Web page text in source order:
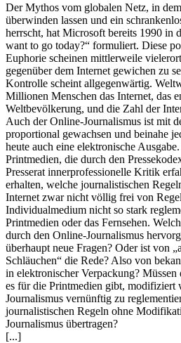
Der Mythos vom globalen Netz, in
überwinden lassen und ein
herrscht, hat Microsoft bereits 1990 in
want to go today?“ formuliert. Diese
Euphorie scheinen mittlerweile
gegenüber dem Internet gewichen zu
Kontrolle scheint allgegenwärtig.
Millionen Menschen das Internet, das
Weltbevölkerung, und die Zahl der
Auch der Online-Journalismus ist mit
proportional gewachsen und beinahe
heute auch eine elektronische
Printmedien, die durch den
Presserat innerprofessionelle Kritik
erhalten, welche journalistischen
Internet zwar nicht völlig frei von
Individualmedium nicht so stark
Printmedien oder das Fernsehen.
durch den Online-Journalismus
überhaupt neue Fragen? Oder ist von
Schläuchen“ die Rede? Also von
in elektronischer Verpackung? Müssen
es für die Printmedien gibt, modifiziert
Journalismus vernünftig zu
journalistischen Regeln ohne
Journalismus übertragen?
[...]